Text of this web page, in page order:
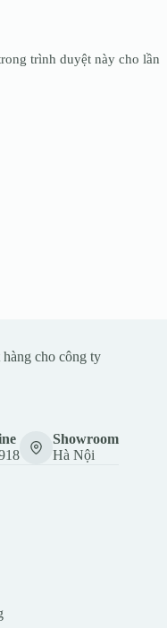
trình duyệt này cho lần
cho công ty
Showroom
Hà Nội